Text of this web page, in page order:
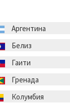
Аргентина
Белиз
Гаити
Гренада
Колумбия